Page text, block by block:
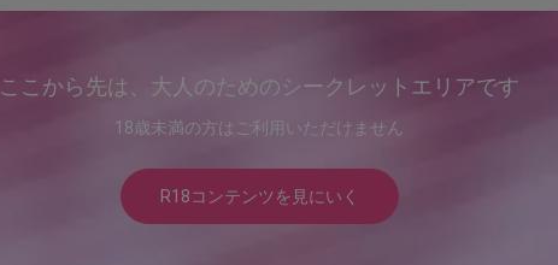
ここから先は、大人のためのシークレットエリアです
18歳未満の方はご利用いただけません
R18コンテンツを見にいく